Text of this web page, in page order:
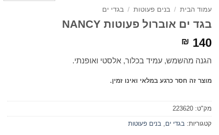
עמוד הבית / בנים פעוטות / בגדי ים
בגד ים אוברול פעוטות NANCY
₪ 140
הגנה מהשמש, עמיד בכלור, אלסטי ואופנתי.
מוצר זה חסר כרגע במלאי ואינו זמין.
מק"ט: 223620
קטגוריות: בגדי ים, בנים פעוטות